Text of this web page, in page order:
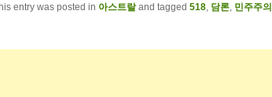
entry was posted in 아스트랄and tagged 518, 담론, 민주주의